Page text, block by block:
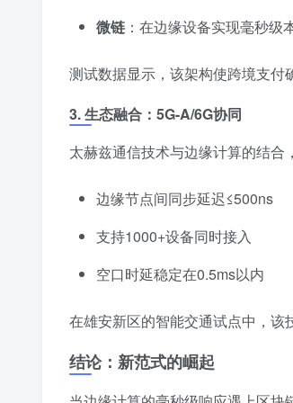
微链 ：在边缘设备实现毫秒级
测试数据显示，该架构使跨境支付
3. 生态融合：5G-A/6G协同
太赫兹通信技术与边缘计算的结合
边缘节点间同步延迟≤500ns
支持1000+设备同时接入
空口时延稳定在0.5ms以内
在雄安新区的智能交通试点中，该
结论：新范式的崛起